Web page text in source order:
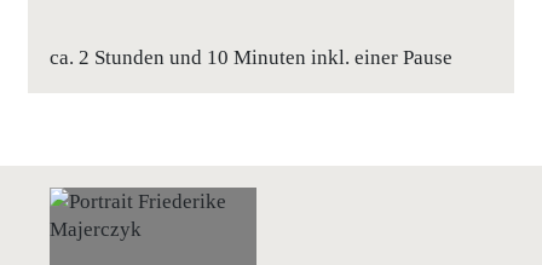
ca. 2 Stunden und 10 Minuten inkl. einer Pause